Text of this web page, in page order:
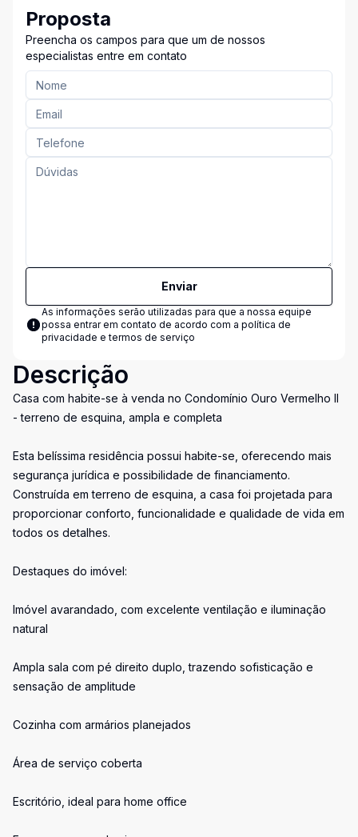
Proposta
Preencha os campos para que um de nossos
especialistas entre em contato
Enviar
As informações serão utilizadas para que a nossa equipe
possa entrar em contato de acordo com a política de
privacidade e termos de serviço
Descrição
Casa com habite-se à venda no Condomínio Ouro Vermelho II
- terreno de esquina, ampla e completa
Esta belíssima residência possui habite-se, oferecendo mais
segurança jurídica e possibilidade de financiamento.
Construída em terreno de esquina, a casa foi projetada para
proporcionar conforto, funcionalidade e qualidade de vida em
todos os detalhes.
Destaques do imóvel:
Imóvel avarandado, com excelente ventilação e iluminação
natural
Ampla sala com pé direito duplo, trazendo sofisticação e
sensação de amplitude
Cozinha com armários planejados
Área de serviço coberta
Escritório, ideal para home office